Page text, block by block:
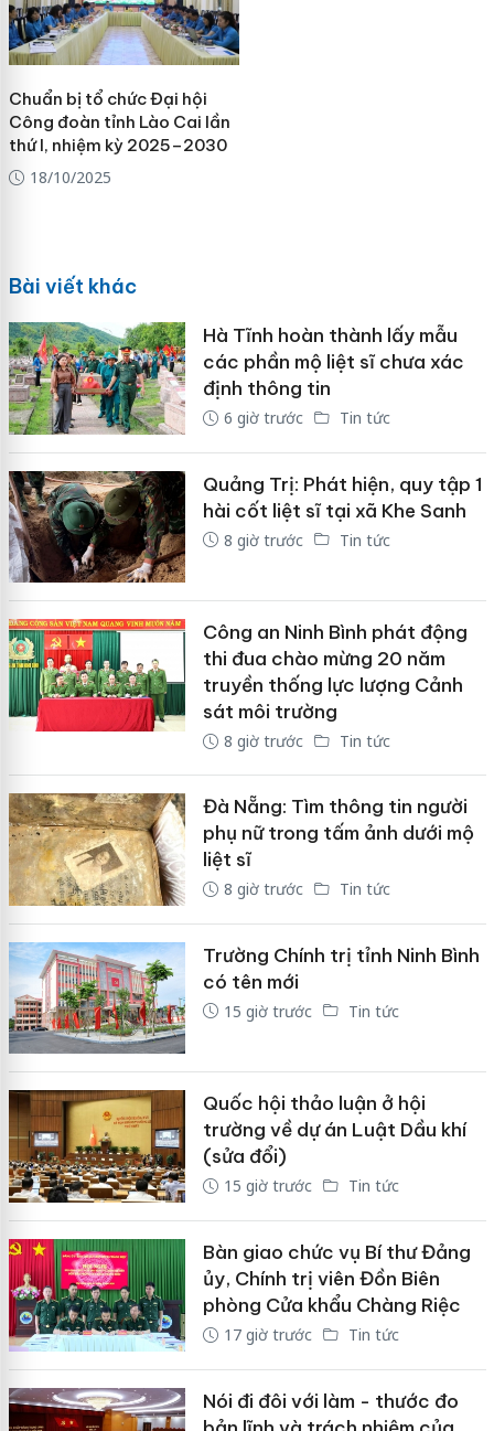
Chuẩn bị tổ chức Đại hội
Công đoàn tỉnh Lào Cai lần
thứ I, nhiệm kỳ 2025–2030
18/10/2025
Bài viết khác
Hà Tĩnh hoàn thành lấy mẫu
các phần mộ liệt sĩ chưa xác
định thông tin
6 giờ trước Tin tức
Quảng Trị: Phát hiện, quy tập 1
hài cốt liệt sĩ tại xã Khe Sanh
8 giờ trước Tin tức
Công an Ninh Bình phát động
thi đua chào mừng 20 năm
truyền thống lực lượng Cảnh
sát môi trường
8 giờ trước Tin tức
Đà Nẵng: Tìm thông tin người
phụ nữ trong tấm ảnh dưới mộ
liệt sĩ
8 giờ trước Tin tức
Trường Chính trị tỉnh Ninh Bình
có tên mới
15 giờ trước Tin tức
Quốc hội thảo luận ở hội
trường về dự án Luật Dầu khí
(sửa đổi)
15 giờ trước Tin tức
Bàn giao chức vụ Bí thư Đảng
ủy, Chính trị viên Đồn Biên
phòng Cửa khẩu Chàng Riệc
17 giờ trước Tin tức
Nói đi đôi với làm - thước đo